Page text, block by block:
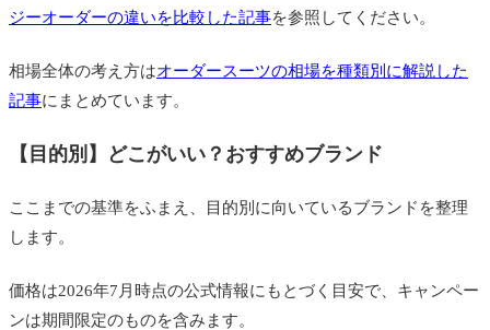
ジーオーダーの違いを比較した記事を参照してください。
相場全体の考え方はオーダースーツの相場を種類別に解説した
記事にまとめています。
【目的別】どこがいい？おすすめブランド
ここまでの基準をふまえ、目的別に向いているブランドを整理
します。
価格は2026年7月時点の公式情報にもとづく目安で、キャンペー
ンは期間限定のものを含みます。